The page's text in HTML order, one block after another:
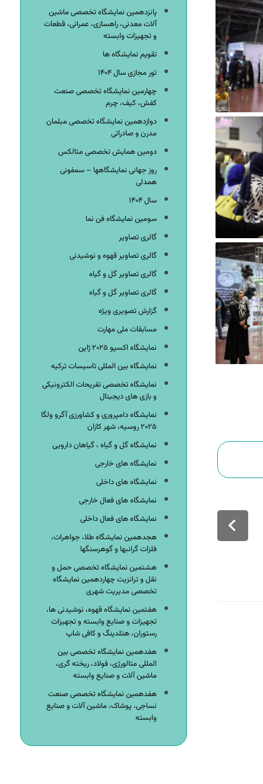
پانزدهمین نمایشگاه تخصصی ماشین
آلات معدنی، راهسازی، عمرانی، قطعات
و تجهیزات وابسته
تقویم نمایشگاه ها
تور مجازی سال ۱۴۰۴
چهارمین نمایشگاه تخصصی صنعت
کفش، کیف، چرم
دوازدهمین نمایشگاه تخصصی مبلمان
مدرن و صادراتی
دومین همایش تخصصی متالکس
روز جهانی نمایشگاهها – سمفونی
همدلی
سال ۱۴۰۴
سومین نمایشگاه فن نما
گالری تصاویر
گالری تصاویر قهوه و نوشیدنی
گالری تصاویر گل و گیاه
گالری تصاویر گل و گیاه
گزارش تصویری ویژه
مسابقات ملی مهارت
نمایشگاه اکسپو ۲۰۲۵ ژاپن
نمایشگاه بین المللی تاسیسات ترکیه
نمایشگاه تخصصی تفریحات الکترونیکی
و بازی های دیجیتال
نمایشگاه دامپروری و کشاورزی آگرو ولگا
۲۰۲۵ روسیه، شهر کازان
نمایشگاه گل و گیاه ، گیاهان دارویی
نمایشگاه های خارجی
نمایشگاه های داخلی
نمایشگاه های فعال خارجی
نمایشگاه های فعال داخلی
هجدهمین نمایشگاه طلا، جواهرات،
فلزات گرانبها و گوهرسنگها
هشتمین نمایشگاه تخصصی حمل و
نقل و ترانزیت چهاردهمین نمایشگاه
تخصصی مدیریت شهری
هفتمین نمایشگاه قهوه، نوشیدنی ها،
تجهیزات و صنایع وابسته و تجهیزات
رستوران، هتلدینگ و کافی شاپ
هفدهمین نمایشگاه تخصصی بین
المللی متالورژی، فولاد، ریخته گری،
ماشین آلات و صنایع وابسته
هفدهمین نمایشگاه تخصصی صنعت
نساجی، پوشاک، ماشین آلات و صنایع
وابسته